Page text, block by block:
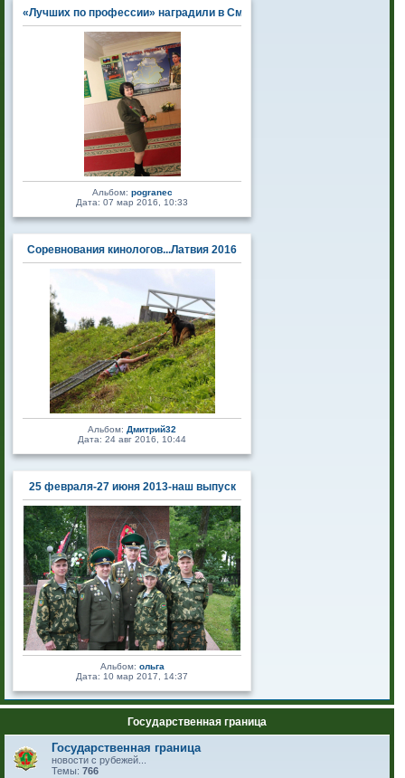
«Лучших по профессии» наградили в Сморгонской пограничной
Альбом: pogranec
Дата: 07 мар 2016, 10:33
Соревнования кинологов...Латвия 2016
Альбом: Дмитрий32
Дата: 24 авг 2016, 10:44
25 февраля-27 июня 2013-наш выпуск
Альбом: ольга
Дата: 10 мар 2017, 14:37
Государственная граница
Государственная граница
новости с рубежей...
Темы: 766